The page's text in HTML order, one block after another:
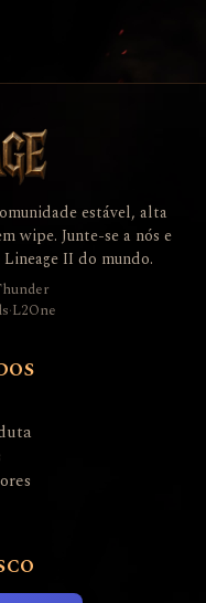
estável, alta
wipe. Junte-se a nós e
II do mundo.
·L2One